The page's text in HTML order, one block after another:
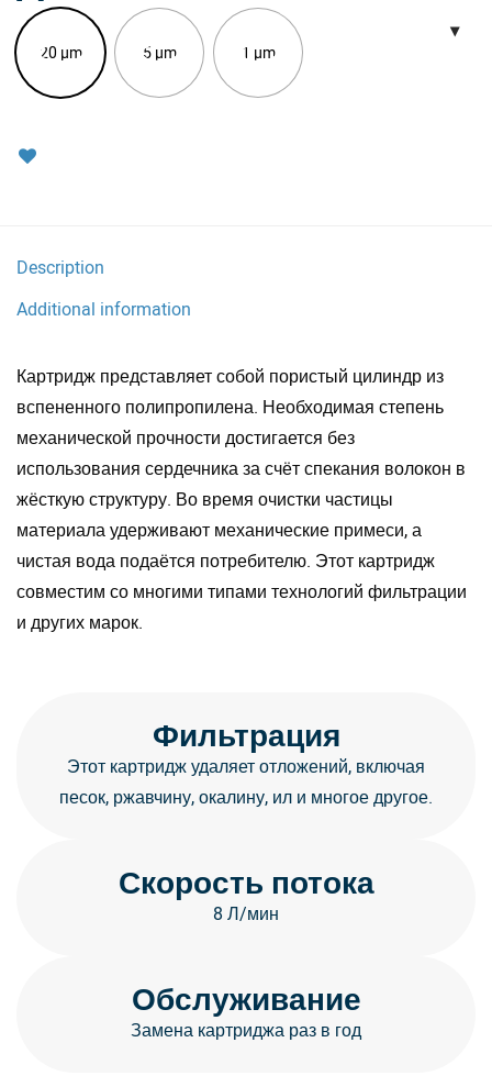
20 µm 5 µm 1 µm
Description
Additional information
Картридж представляет собой пористый цилиндр из
вспененного полипропилена. Необходимая степень
механической прочности достигается без
использования сердечника за счёт спекания волокон в
жёсткую структуру. Во время очистки частицы
материала удерживают механические примеси, а
чистая вода подаётся потребителю. Этот картридж
совместим со многими типами технологий фильтрации
и других марок.
Фильтрация
Этот картридж удаляет отложений, включая
песок, ржавчину, окалину, ил и многое другое.
Скорость потока
8 Л/мин
Обслуживание
Замена картриджа раз в год